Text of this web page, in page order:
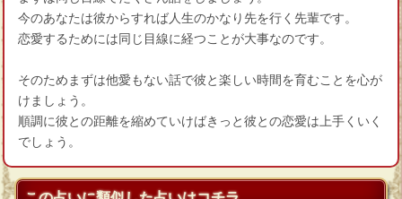
今のあなたは彼からすれば人生のかなり先を行く先輩です。
恋愛するためには同じ目線に経つことが大事なのです。
そのためまずは他愛もない話で彼と楽しい時間を育むことを心が
けましょう。
順調に彼との距離を縮めていけばきっと彼との恋愛は上手くいく
でしょう。